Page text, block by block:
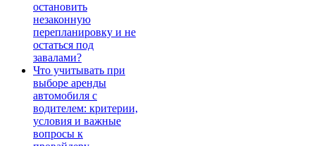
остановить
незаконную
перепланировку и не
остаться под
завалами?
Что учитывать при
выборе аренды
автомобиля с
водителем: критерии,
условия и важные
вопросы к